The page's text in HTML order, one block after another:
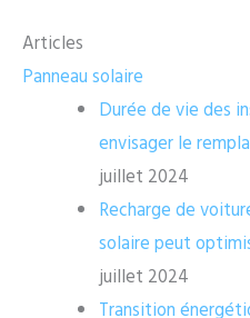
Articles
Panneau solaire
Durée de vie des
envisager le
juillet 2024
Recharge de
solaire peut
juillet 2024
Transition